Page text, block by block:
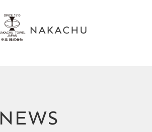
NEWS